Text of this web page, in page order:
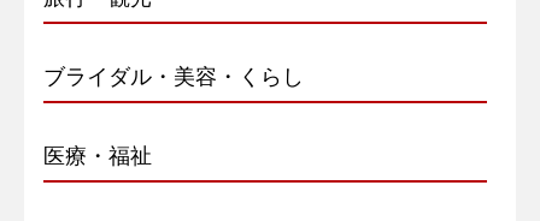
ブライダル・美容・くらし
医療・福祉